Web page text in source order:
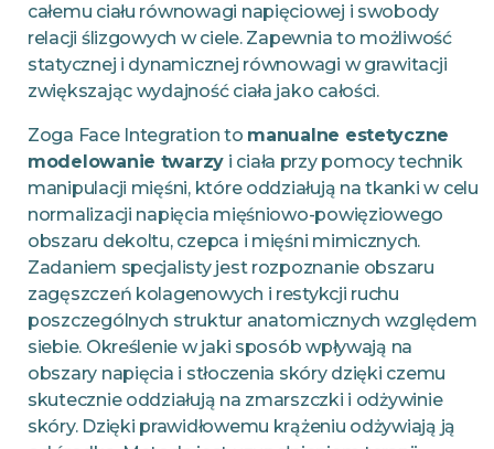
całemu ciału równowagi napięciowej i swobody
relacji ślizgowych w ciele. Zapewnia to możliwość
statycznej i dynamicznej równowagi w grawitacji
zwiększając wydajność ciała jako całości.
Zoga Face Integration to manualne estetyczne
modelowanie twarzy i ciała przy pomocy technik
manipulacji mięśni, które oddziałują na tkanki w celu
normalizacji napięcia mięśniowo-powięziowego
obszaru dekoltu, czepca i mięśni mimicznych.
Zadaniem specjalisty jest rozpoznanie obszaru
zagęszczeń kolagenowych i restykcji ruchu
poszczególnych struktur anatomicznych względem
siebie. Określenie w jaki sposób wpływają na
obszary napięcia i stłoczenia skóry dzięki czemu
skutecznie oddziałują na zmarszczki i odżywinie
skóry. Dzięki prawidłowemu krążeniu odżywiają ją